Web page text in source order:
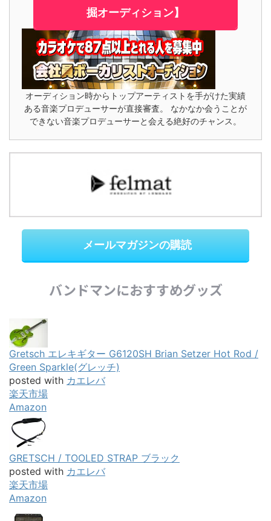
掘オーディション】
オーディション時からトップアーティストを手がけた実績
ある音楽プロデューサーが直接審査。 なかなか会うことが
できない音楽プロデューサーと会える絶好のチャンス。
メールマガジンの購読
バンドマンにおすすめグッズ
Gretsch エレキギター G6120SH Brian Setzer Hot Rod /
Green Sparkle(グレッチ)
posted with カエレバ
楽天市場
Amazon
GRETSCH / TOOLED STRAP ブラック
posted with カエレバ
楽天市場
Amazon